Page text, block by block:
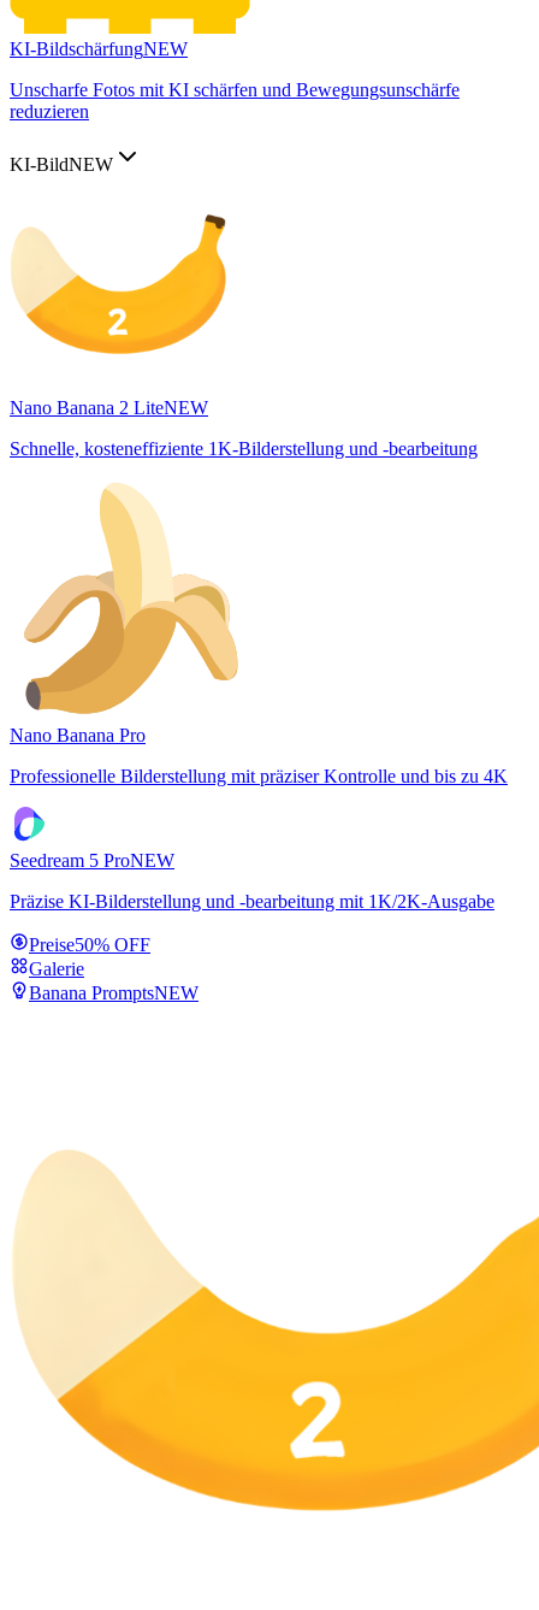
KI-BildschärfungNEW
Unscharfe Fotos mit KI schärfen und Bewegungsunschärfe
reduzieren
KI-BildNEW
Nano Banana 2 LiteNEW
Schnelle, kosteneffiziente 1K-Bilderstellung und -bearbeitung
Nano Banana Pro
Professionelle Bilderstellung mit präziser Kontrolle und bis zu 4K
Seedream 5 ProNEW
Präzise KI-Bilderstellung und -bearbeitung mit 1K/2K-Ausgabe
Preise50% OFF
Galerie
Banana PromptsNEW